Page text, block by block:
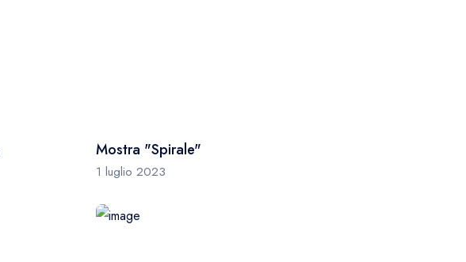
Mostra "Spirale"
1 luglio 2023